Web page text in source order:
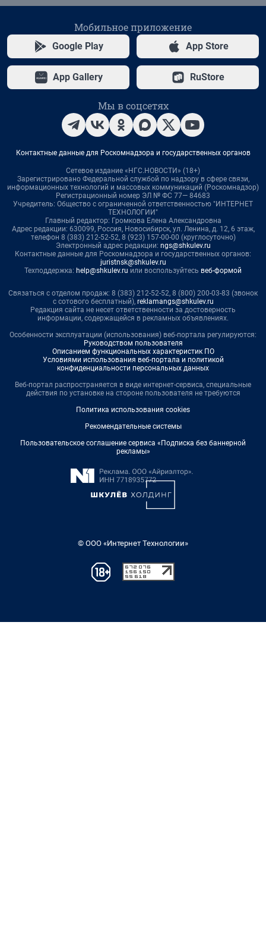
Мобильное приложение
Google Play App Store
App Gallery RuStore
Мы в соцсетях
Контактные данные для Роскомнадзора и государственных органов
Сетевое издание «НГС.НОВОСТИ» (18+)
Зарегистрировано Федеральной службой по надзору в сфере связи,
информационных технологий и массовых коммуникаций (Роскомнадзор)
Регистрационный номер ЭЛ № ФС 77— 84683
Учредитель: Общество с ограниченной ответственностью "ИНТЕРНЕТ
ТЕХНОЛОГИИ"
Главный редактор: Громкова Елена Александровна
Адрес редакции: 630099, Россия, Новосибирск, ул. Ленина, д. 12, 6 этаж,
телефон 8 (383) 212-52-52, 8 (923) 157-00-00 (круглосуточно)
Электронный адрес редакции: ngs@shkulev.ru
Контактные данные для Роскомнадзора и государственных органов:
juristnsk@shkulev.ru
Техподдержка: help@shkulev.ru или воспользуйтесь веб-формой
Связаться с отделом продаж: 8 (383) 212-52-52, 8 (800) 200-03-83 (звонок
с сотового бесплатный), reklamangs@shkulev.ru
Редакция сайта не несет ответственности за достоверность
информации, содержащейся в рекламных объявлениях.
Особенности эксплуатации (использования) веб-портала регулируются:
Руководством пользователя
Описанием функциональных характеристик ПО
Условиями использования веб-портала и политикой
конфиденциальности персональных данных
Веб-портал распространяется в виде интернет-сервиса, специальные
действия по установке на стороне пользователя не требуются
Политика использования cookies
Рекомендательные системы
Пользовательское соглашение сервиса «Подписка без баннерной
рекламы»
© ООО «Интернет Технологии»